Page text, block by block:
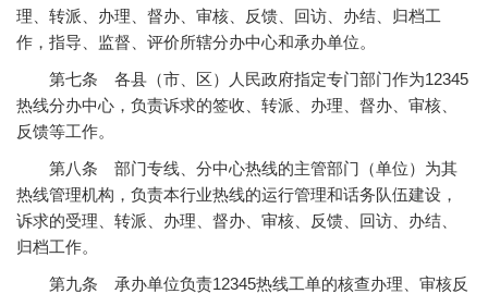
理、转派、办理、督办、审核、反馈、回访、办结、归档工
作，指导、监督、评价所辖分办中心和承办单位。
第七条 各县（市、区）人民政府指定专门部门作为12345
热线分办中心，负责诉求的签收、转派、办理、督办、审核、
反馈等工作。
第八条 部门专线、分中心热线的主管部门（单位）为其
热线管理机构，负责本行业热线的运行管理和话务队伍建设，
诉求的受理、转派、办理、督办、审核、反馈、回访、办结、
归档工作。
第九条 承办单位负责12345热线工单的核查办理、审核反